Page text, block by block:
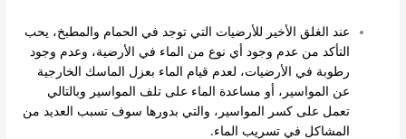
عند الغلق الأخير للأرضيات التي توجد في الحمام والمطبخ، يحب
التأكد من عدم وجود أي نوع من الماء في الأرضية، وعدم وجود
رطوبة في الأرضيات، لعدم قيام الماء بعزل الماسك الخارجية
عن المواسير، أو مساعدة الماء على تلف المواسير وبالتالي
تعمل على كسر المواسير، والتي بدورها سوف تسبب العديد من
المشاكل في تسريب الماء.